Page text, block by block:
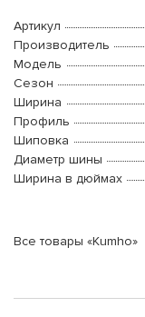
Артикул
Производитель
Модель
Сезон
Ширина
Профиль
Шиповка
Диаметр шины
Ширина в дюймах
Все товары «Kumho»